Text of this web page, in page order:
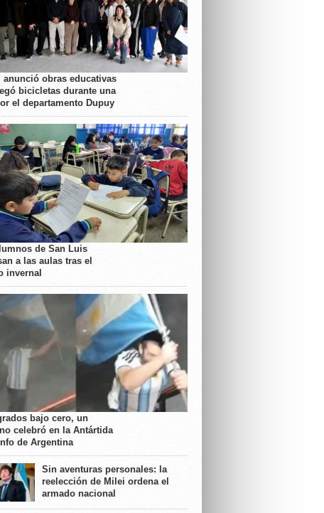
anunció obras educativas
bicicletas durante una
el departamento Dupuy
de San Luis
a las aulas tras el
invernal
bajo cero, un
celebró en la Antártida
de Argentina
Sin aventuras personales: la
reelección de Milei ordena el
armado nacional